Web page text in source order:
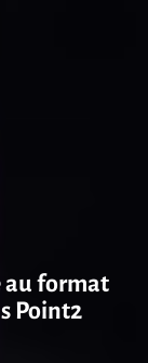
au format
Point2